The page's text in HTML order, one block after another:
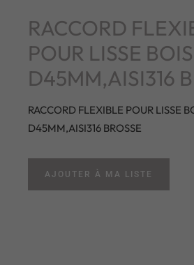
RACCORD
POUR LISSE BOIS
D45MM,AISI316
RACCORD FLEXIBLE POUR LISSE
D45MM,AISI316 BROSSE
AJOUTER À MA LISTE